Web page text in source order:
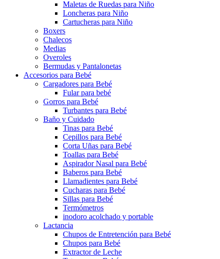
Maletas de Ruedas para Niño
Loncheras para Niño
Cartucheras para Niño
Boxers
Chalecos
Medias
Overoles
Bermudas y Pantalonetas
Accesorios para Bebé
Cargadores para Bebé
Fular para bebé
Gorros para Bebé
Turbantes para Bebé
Baño y Cuidado
Tinas para Bebé
Cepillos para Bebé
Corta Uñas para Bebé
Toallas para Bebé
Aspirador Nasal para Bebé
Baberos para Bebé
Llamadientes para Bebé
Cucharas para Bebé
Sillas para Bebé
Termómetros
inodoro acolchado y portable
Lactancia
Chupos de Entretención para Bebé
Chupos para Bebé
Extractor de Leche